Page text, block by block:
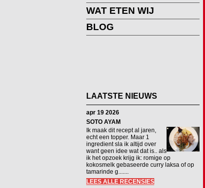
WAT ETEN WIJ
BLOG
LAATSTE NIEUWS
apr 19 2026
SOTO AYAM
Ik maak dit recept al jaren,
echt een topper. Maar 1
ingredient sla ik altijd over
want geen idee wat dat is.. als
ik het opzoek krijg ik: romige op
kokosmelk gebaseerde curry laksa of op
tamarinde g.......
LEES ALLE RECENSIES